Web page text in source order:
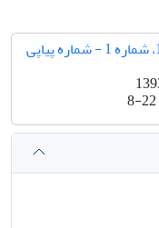
دوره 1، شماره 1 - شماره پیاپی
8-22